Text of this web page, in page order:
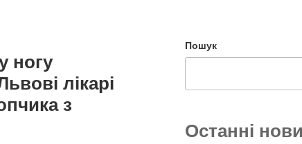
ногу
лікарі
з
Пошук
Останні